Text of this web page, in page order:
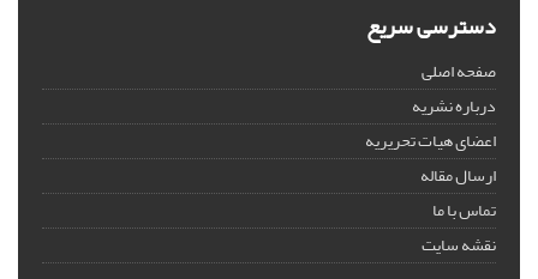
دسترسی سریع
صفحه اصلی
درباره نشریه
اعضای هیات تحریریه
ارسال مقاله
تماس با ما
نقشه سایت